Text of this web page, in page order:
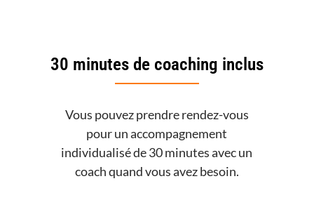
30 minutes de coaching inclus
Vous pouvez prendre rendez-vous
pour un accompagnement
individualisé de 30 minutes avec un
coach quand vous avez besoin.